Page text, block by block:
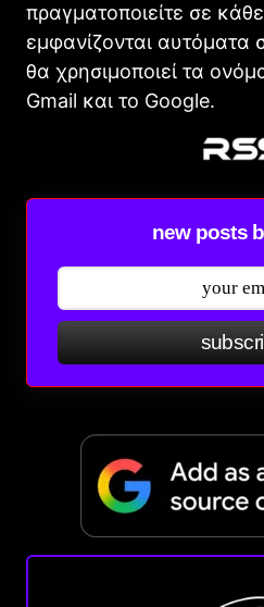
πραγματοποιείτε σε
εμφανίζονται αυτόματα
θα χρησιμοποιεί τα
Gmail και το Google.
new posts